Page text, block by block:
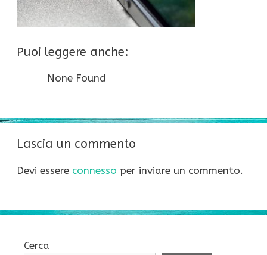
Puoi leggere anche:
None Found
Lascia un commento
Devi essere connesso per inviare un commento.
Cerca